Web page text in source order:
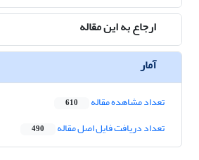
ارجاع به این مقاله
آمار
تعداد مشاهده مقاله 610
تعداد دریافت فایل اصل مقاله 490